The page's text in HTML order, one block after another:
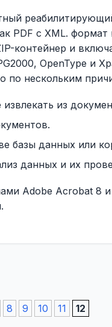
PDF с XML.
контейнер и
OpenType и
по нескольким
из
базы данных или
данных и их
Adobe Acrobat 8 и
8 9 10 11 12